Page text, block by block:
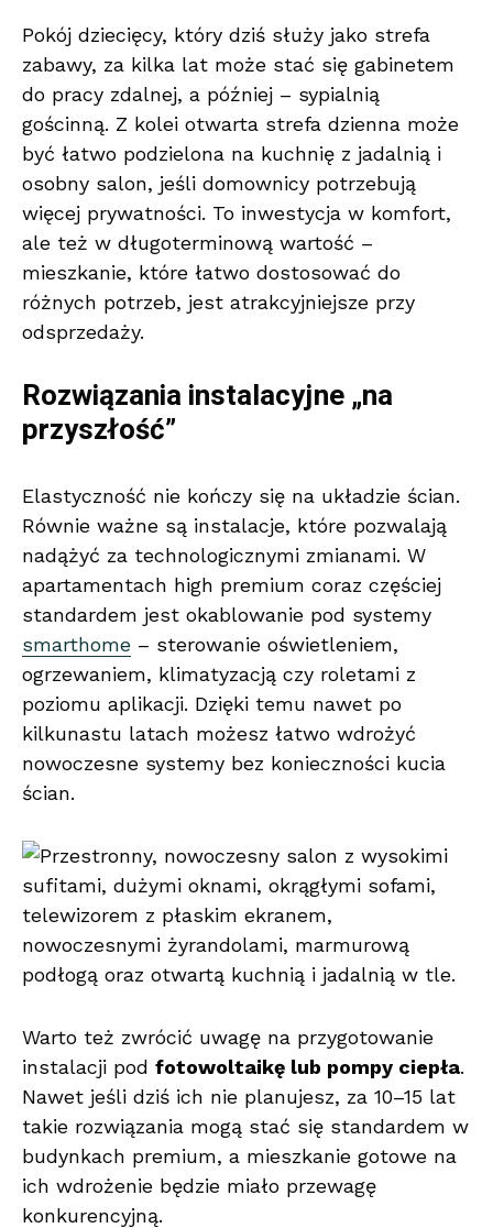
Pokój dziecięcy, który dziś służy jako strefa
zabawy, za kilka lat może stać się gabinetem
do pracy zdalnej, a później – sypialnią
gościnną. Z kolei otwarta strefa dzienna może
być łatwo podzielona na kuchnię z jadalnią i
osobny salon, jeśli domownicy potrzebują
więcej prywatności. To inwestycja w komfort,
ale też w długoterminową wartość –
mieszkanie, które łatwo dostosować do
różnych potrzeb, jest atrakcyjniejsze przy
odsprzedaży.
Rozwiązania instalacyjne „na
przyszłość”
Elastyczność nie kończy się na układzie ścian.
Równie ważne są instalacje, które pozwalają
nadążyć za technologicznymi zmianami. W
apartamentach high premium coraz częściej
standardem jest okablowanie pod systemy
smarthome – sterowanie oświetleniem,
ogrzewaniem, klimatyzacją czy roletami z
poziomu aplikacji. Dzięki temu nawet po
kilkunastu latach możesz łatwo wdrożyć
nowoczesne systemy bez konieczności kucia
ścian.
Warto też zwrócić uwagę na przygotowanie
instalacji pod fotowoltaikę lub pompy ciepła.
Nawet jeśli dziś ich nie planujesz, za 10–15 lat
takie rozwiązania mogą stać się standardem w
budynkach premium, a mieszkanie gotowe na
ich wdrożenie będzie miało przewagę
konkurencyjną.